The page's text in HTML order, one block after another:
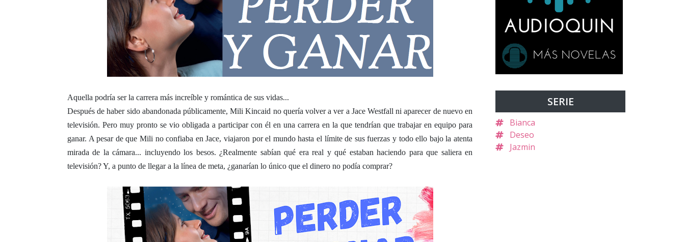
Aquella podría ser la carrera más increíble y romántica de sus vidas...
Después de haber sido abandonada públicamente, Mili Kincaid no quería volver a ver a Jace Westfall ni aparecer de nuevo en
televisión. Pero muy pronto se vio obligada a participar con él en una carrera en la que tendrían que trabajar en equipo para
ganar. A pesar de que Mili no confiaba en Jace, viajaron por el mundo hasta el límite de sus fuerzas y todo ello bajo la atenta
mirada de la cámara... incluyendo los besos. ¿Realmente sabían qué era real y qué estaban haciendo para que saliera en
televisión? Y, a punto de llegar a la línea de meta, ¿ganarían lo único que el dinero no podía comprar?
SERIE
Bianca
Deseo
Jazmin